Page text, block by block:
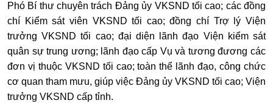
Phó Bí thư chuyên trách Đảng ủy VKSND tối cao; các đồng
chí Kiểm sát viên VKSND tối cao; đồng chí Trợ lý Viện
trưởng VKSND tối cao; đại diện lãnh đạo Viện kiểm sát
quân sự trung ương; lãnh đạo cấp Vụ và tương đương các
đơn vị thuộc VKSND tối cao; toàn thể lãnh đạo, công chức
cơ quan tham mưu, giúp việc Đảng ủy VKSND tối cao; Viện
trưởng VKSND cấp tỉnh.